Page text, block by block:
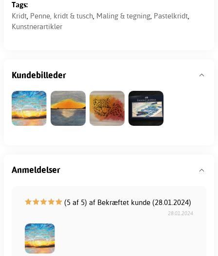
Tags:
Kridt, Penne, kridt & tusch, Maling & tegning, Pastelkridt,
Kunstnerartikler
Kundebilleder
Anmeldelser
(5 af 5) af Bekræftet kunde (28.01.2024)
28.01.2024